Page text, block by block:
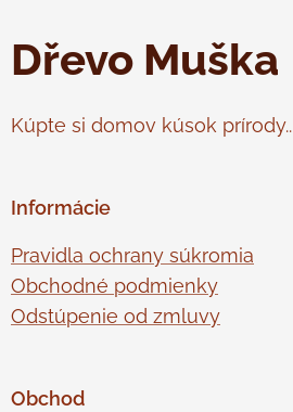
Dřevo Muška
Kúpte si domov kúsok prírody..
Informácie
Pravidla ochrany súkromia
Obchodné podmienky
Odstúpenie od zmluvy
Obchod